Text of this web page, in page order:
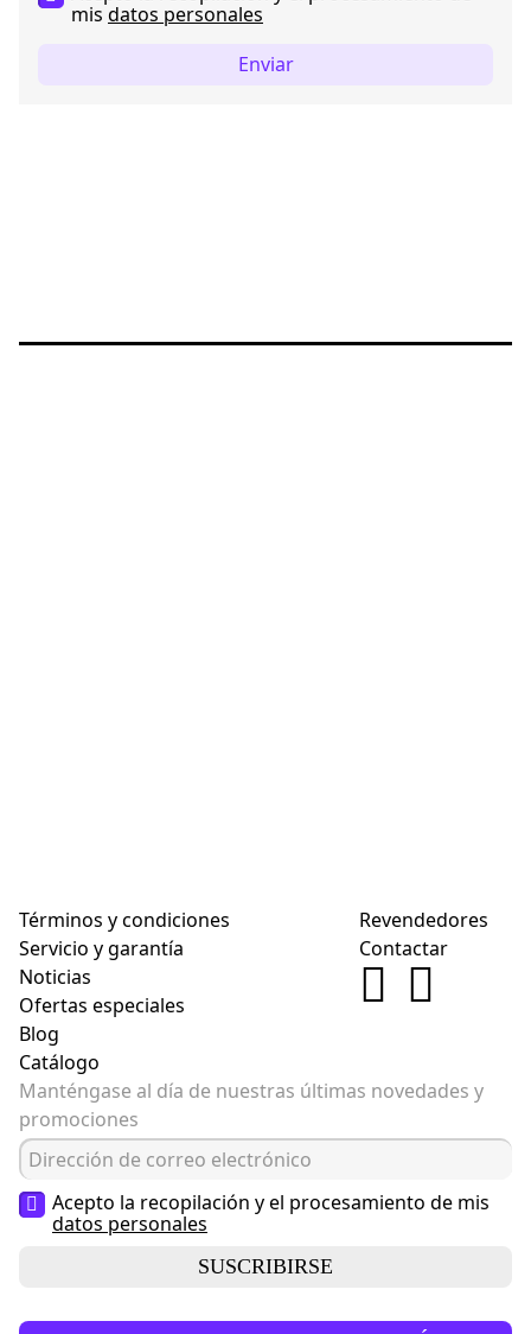
mis datos personales
Enviar
Términos y condiciones
Servicio y garantía
Noticias
Ofertas especiales
Blog
Catálogo
Revendedores
Contactar
Manténgase al día de nuestras últimas novedades y
promociones
Acepto la recopilación y el procesamiento de mis
datos personales
SUSCRIBIRSE